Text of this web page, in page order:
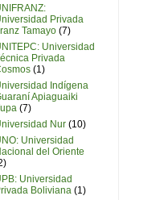
Privada
Tamayo (7)
Universidad
Privada
(1)
Indígena
Apiaguaiki
(7)
Nur (10)
Universidad
del Oriente
Universidad
Boliviana (1)